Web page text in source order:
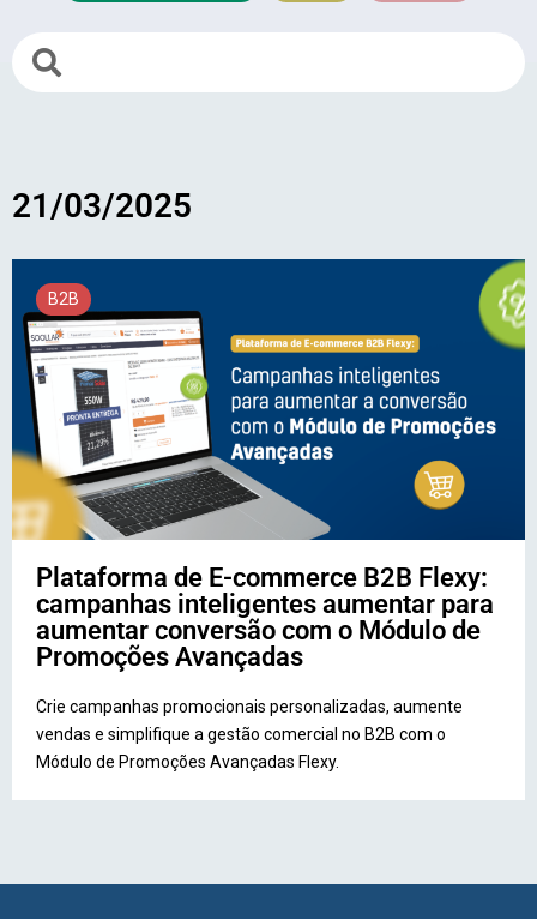
21/03/2025
B2B
Plataforma de E-commerce B2B Flexy:
campanhas inteligentes aumentar para
aumentar conversão com o Módulo de
Promoções Avançadas
Crie campanhas promocionais personalizadas, aumente
vendas e simplifique a gestão comercial no B2B com o
Módulo de Promoções Avançadas Flexy.